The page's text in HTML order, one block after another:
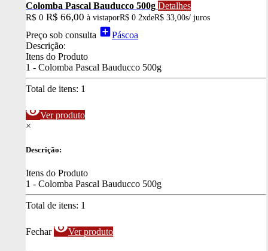
Colomba Pascal Bauducco 500g Detalhes
R$ 0 R$ 66,00 à vistaporR$ 0 2xdeR$ 33,00s/ juros
Preço sob consulta add_boxPáscoa
Descrição:
Itens do Produto
1 - Colomba Pascal Bauducco 500g
Total de itens: 1
visibilityVer produto
×
Descrição:
Itens do Produto
1 - Colomba Pascal Bauducco 500g
Total de itens: 1
Fechar visibilityVer produto